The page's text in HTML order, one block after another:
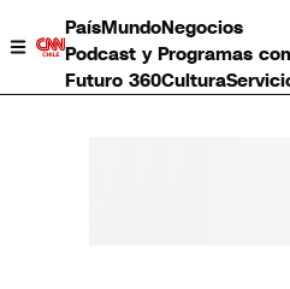
PaísMundoNegocios
Podcast y Programas
Futuro 360Cultura